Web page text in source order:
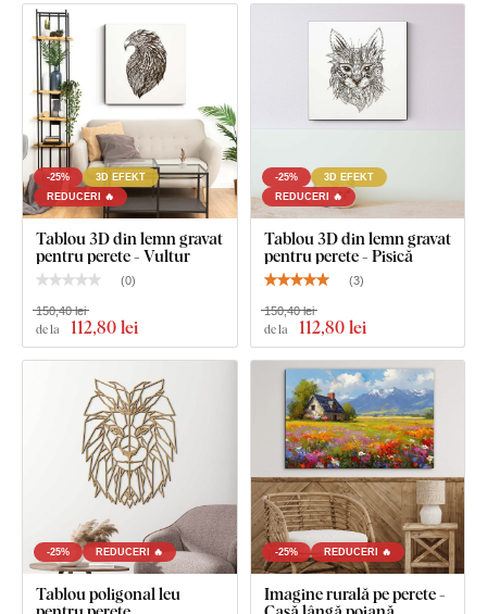
-25%
3D EFEKT
REDUCERI 🔥
Tablou 3D din lemn gravat
pentru perete - Vultur
(0)
de la 112,80 lei
150,40 lei
-25%
3D EFEKT
REDUCERI 🔥
Tablou 3D din lemn gravat
pentru perete - Pisică
(3)
de la 112,80 lei
150,40 lei
-25% REDUCERI 🔥
Tablou poligonal leu
-25% REDUCERI 🔥
Imagine rurală pe perete -